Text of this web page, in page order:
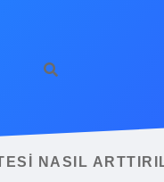
NASIL